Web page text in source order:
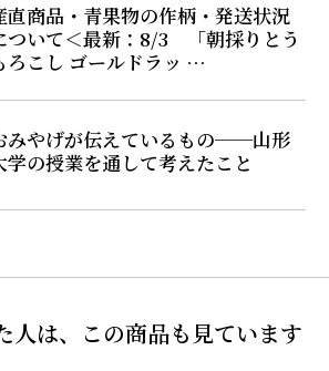
直商品・青果物の作柄・発送状況
ついて＜最新：8/3 「朝採りとう
ろこし ゴールドラッ …
みやげが伝えているもの──山形
学の授業を通して考えたこと
人は、この商品も見ています